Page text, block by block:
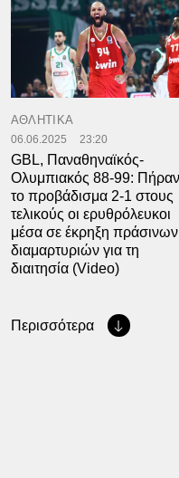
ΑΘΛΗΤΙΚΑ
06.06.2025 23:20
GBL, Παναθηναϊκός-
Ολυμπιακός 88-99: Πήραν
το προβάδισμα 2-1 στους
τελικούς οι ερυθρόλευκοι
μέσα σε έκρηξη πράσινων
διαμαρτυριών για τη
διαιτησία (Video)
Περισσότερα